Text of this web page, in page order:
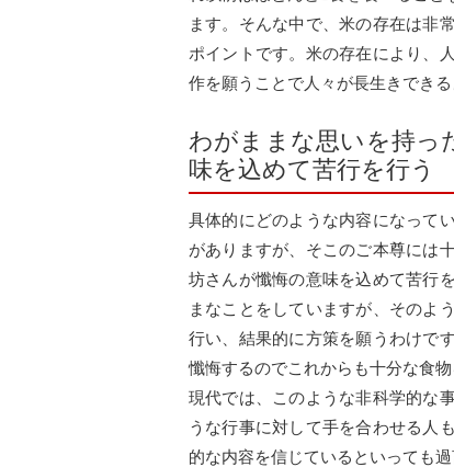
ます。そんな中で、米の存在は非
ポイントです。米の存在により、
作を願うことで人々が長生きでき
わがままな思いを持っ
味を込めて苦行を行う
具体的にどのような内容になって
がありますが、そこのご本尊には
坊さんが懺悔の意味を込めて苦行
まなことをしていますが、そのよ
行い、結果的に方策を願うわけで
懺悔するのでこれからも十分な食
現代では、このような非科学的な
うな行事に対して手を合わせる人
的な内容を信じているといっても過